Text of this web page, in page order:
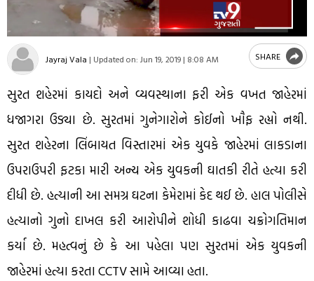
Jayraj Vala | Updated on: Jun 19, 2019 | 8:08 AM SHARE
સુરત શહેરમાં કાયદો અને વ્યવસ્થાના ફરી એક વખત જાહેરમાં
ધજાગરા ઉડ્યા છે. સુરતમાં ગુનેગારોને કોઈનો ખૌફ રહ્યો નથી.
સુરત શહેરના લિંબાયત વિસ્તારમાં એક યુવકે જાહેરમાં લાકડાના
ઉપરાઉપરી ફટકા મારી અન્ય એક યુવકની ઘાતકી રીતે હત્યા કરી
દીધી છે. હત્યાની આ સમગ્ર ઘટના કેમેરામાં કેદ થઈ છે. હાલ પોલીસે
હત્યાનો ગુનો દાખલ કરી આરોપીને શોધી કાઢવા ચક્રોગતિમાન
કર્યા છે. મહત્વનું છે કે આ પહેલા પણ સુરતમાં એક યુવકની
જાહેરમાં હત્યા કરતા CCTV સામે આવ્યા હતા.